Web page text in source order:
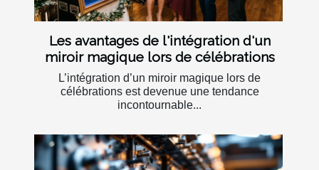
Les avantages de l'intégration d'un
miroir magique lors de célébrations
L’intégration d’un miroir magique lors de
célébrations est devenue une tendance
incontournable...